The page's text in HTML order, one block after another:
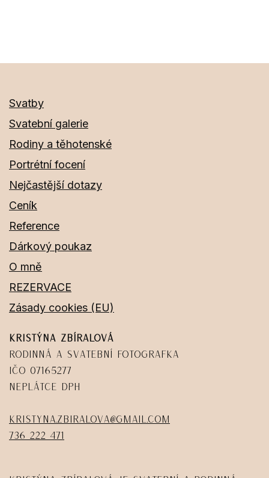
Svatby
Svatební galerie
Rodiny a těhotenské
Portrétní focení
Nejčastější dotazy
Ceník
Reference
Dárkový poukaz
O mně
REZERVACE
Zásady cookies (EU)
Kristýna Zbíralová
Rodinná a svatební fotografka
IČO 07165277
Neplátce DPH
kristyna.zbiralova@gmail.com
736 222 471